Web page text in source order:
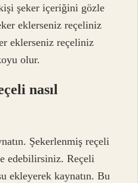
şeker içeriğini gözle
eklerseniz reçeliniz
eklerseniz reçeliniz
olur.
nasıl
Şekerlenmiş reçeli
edebilirsiniz. Reçeli
ekleyerek kaynatın. Bu